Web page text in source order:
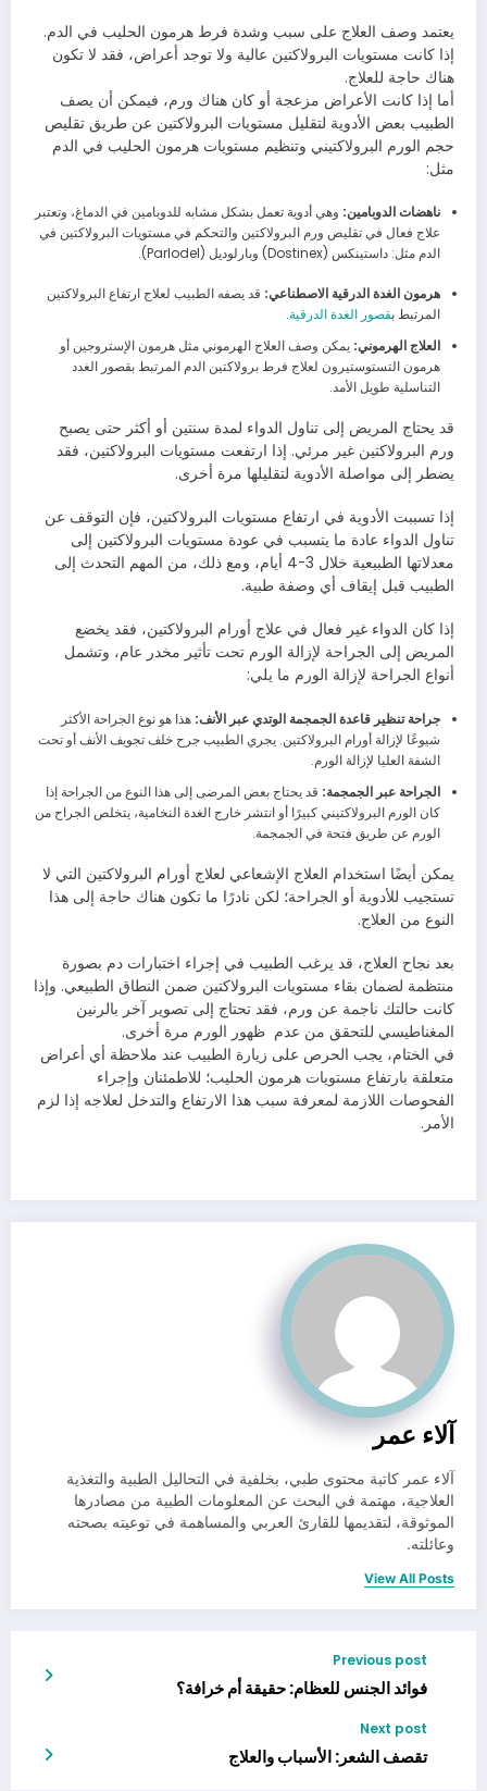
يعتمد وصف العلاج على سبب وشدة فرط هرمون الحليب في الدم.
إذا كانت مستويات البرولاكتين عالية ولا توجد أعراض، فقد لا تكون
هناك حاجة للعلاج.
أما إذا كانت الأعراض مزعجة أو كان هناك ورم، فيمكن أن يصف
الطبيب بعض الأدوية لتقليل مستويات البرولاكتين عن طريق تقليص
حجم الورم البرولاكتيني وتنظيم مستويات هرمون الحليب في الدم
مثل:
ناهضات الدوبامين: وهي أدوية تعمل بشكل مشابه للدوبامين في الدماغ، وتعتبر
علاج فعال في تقليص ورم البرولاكتين والتحكم في مستويات البرولاكتين في
الدم مثل: داستينكس (Dostinex) وبارلوديل (Parlodel).
هرمون الغدة الدرقية الاصطناعي: قد يصفه الطبيب لعلاج ارتفاع البرولاكتين
المرتبط بقصور الغدة الدرقية.
العلاج الهرموني: يمكن وصف العلاج الهرموني مثل هرمون الإستروجين أو
هرمون التستوستيرون لعلاج فرط برولاكتين الدم المرتبط بقصور الغدد
التناسلية طويل الأمد.
قد يحتاج المريض إلى تناول الدواء لمدة سنتين أو أكثر حتى يصبح
ورم البرولاكتين غير مرئي. إذا ارتفعت مستويات البرولاكتين، فقد
يضطر إلى مواصلة الأدوية لتقليلها مرة أخرى.
إذا تسببت الأدوية في ارتفاع مستويات البرولاكتين، فإن التوقف عن
تناول الدواء عادة ما يتسبب في عودة مستويات البرولاكتين إلى
معدلاتها الطبيعية خلال 3-4 أيام، ومع ذلك، من المهم التحدث إلى
الطبيب قبل إيقاف أي وصفة طبية.
إذا كان الدواء غير فعال في علاج أورام البرولاكتين، فقد يخضع
المريض إلى الجراحة لإزالة الورم تحت تأثير مخدر عام، وتشمل
أنواع الجراحة لإزالة الورم ما يلي:
جراحة تنظير قاعدة الجمجمة الوتدي عبر الأنف: هذا هو نوع الجراحة الأكثر
شيوعًا لإزالة أورام البرولاكتين. يجري الطبيب جرح خلف تجويف الأنف أو تحت
الشفة العليا لإزالة الورم.
الجراحة عبر الجمجمة: قد يحتاج بعض المرضى إلى هذا النوع من الجراحة إذا
كان الورم البرولاكتيني كبيرًا أو انتشر خارج الغدة النخامية، يتخلص الجراح من
الورم عن طريق فتحة في الجمجمة.
يمكن أيضًا استخدام العلاج الإشعاعي لعلاج أورام البرولاكتين التي لا
تستجيب للأدوية أو الجراحة؛ لكن نادرًا ما تكون هناك حاجة إلى هذا
النوع من العلاج.
بعد نجاح العلاج، قد يرغب الطبيب في إجراء اختبارات دم بصورة
منتظمة لضمان بقاء مستويات البرولاكتين ضمن النطاق الطبيعي. وإذا
كانت حالتك ناجمة عن ورم، فقد تحتاج إلى تصوير آخر بالرنين
المغناطيسي للتحقق من عدم ظهور الورم مرة أخرى.
في الختام، يجب الحرص على زيارة الطبيب عند ملاحظة أي أعراض
متعلقة بارتفاع مستويات هرمون الحليب؛ للاطمئنان وإجراء
الفحوصات اللازمة لمعرفة سبب هذا الارتفاع والتدخل لعلاجه إذا لزم
الأمر.
آلاء عمر
آلاء عمر كاتبة محتوى طبي، بخلفية في التحاليل الطبية والتغذية
العلاجية، مهتمة في البحث عن المعلومات الطبية من مصادرها
الموثوقة، لتقديمها للقارئ العربي والمساهمة في توعيته بصحته
وعائلته.
View All Posts
Previous post
فوائد الجنس للعظام: حقيقة أم خرافة؟
Next post
تقصف الشعر: الأسباب والعلاج